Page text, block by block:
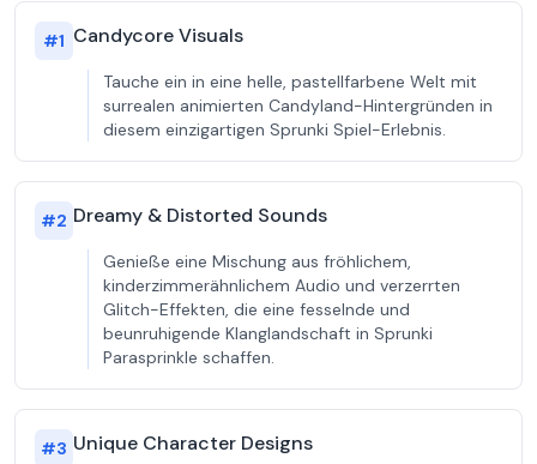
#1 Candycore Visuals
Tauche ein in eine helle, pastellfarbene Welt mit
surrealen animierten Candyland-Hintergründen in
diesem einzigartigen Sprunki Spiel-Erlebnis.
#2 Dreamy & Distorted Sounds
Genieße eine Mischung aus fröhlichem,
kinderzimmerähnlichem Audio und verzerrten
Glitch-Effekten, die eine fesselnde und
beunruhigende Klanglandschaft in Sprunki
Parasprinkle schaffen.
#3 Unique Character Designs